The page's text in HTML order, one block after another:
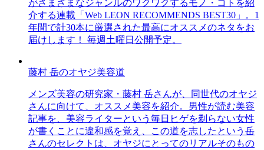
がさまざまなジャンルのワクワクするモノ・コトを紹
介する連載「Web LEON RECOMMENDS BEST30」。1
年間で計30本に厳選された最高にオススメのネタをお
届けします！ 毎週土曜日公開予定。
藤村 岳のオヤジ美容道
メンズ美容の研究家・藤村 岳さんが、同世代のオヤジ
さんに向けて、オススメ美容を紹介。男性が読む美容
記事を、美容ライターという毎日ヒゲを剃らない女性
が書くことに違和感を覚え、この道を志したという岳
さんのセレクトは、オヤジにとってのリアルそのもの